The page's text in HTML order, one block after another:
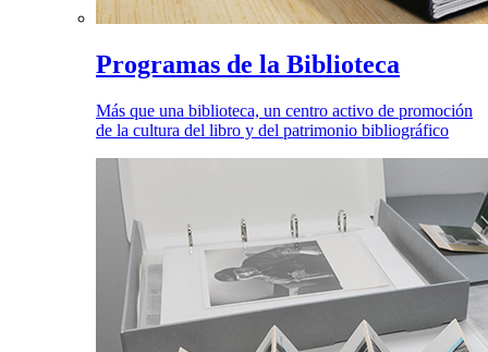
Programas de la Biblioteca
Más que una biblioteca, un centro activo de promoción
de la cultura del libro y del patrimonio bibliográfico